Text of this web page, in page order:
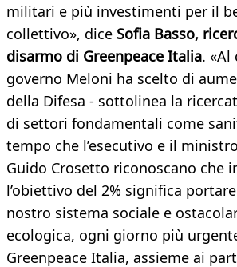
militari e più investimenti per il
collettivo», dice Sofia Basso,
disarmo di Greenpeace Italia. «Al
governo Meloni ha scelto di
della Difesa - sottolinea la
di settori fondamentali come
tempo che l’esecutivo e il
Guido Crosetto riconoscano che
l’obiettivo del 2% significa
nostro sistema sociale e
ecologica, ogni giorno più
Greenpeace Italia, assieme ai